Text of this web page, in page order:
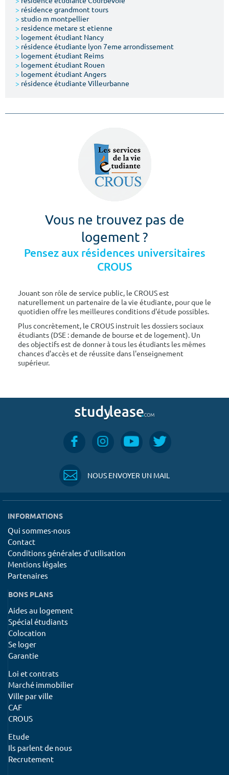
> résidence grandmont tours
> studio m montpellier
> residence metare st etienne
> logement étudiant Nancy
> résidence étudiante lyon 7eme arrondissement
> logement étudiant Reims
> logement étudiant Rouen
> logement étudiant Angers
> résidence étudiante Villeurbanne
Vous ne trouvez pas de
logement ?
Pensez aux résidences universitaires
CROUS
Jouant son rôle de service public, le CROUS est
naturellement un partenaire de la vie étudiante, pour que le
quotidien offre les meilleures conditions d'étude possibles.
Plus concrètement, le CROUS instruit les dossiers sociaux
étudiants (DSE : demande de bourse et de logement). Un
des objectifs est de donner à tous les étudiants les mêmes
chances d'accès et de réussite dans l'enseignement
supérieur.
NOUS ENVOYER UN MAIL
INFORMATIONS
Qui sommes-nous
Contact
Conditions générales d'utilisation
Mentions légales
Partenaires
BONS PLANS
Aides au logement
Spécial étudiants
Colocation
Se loger
Garantie
Loi et contrats
Marché immobilier
Ville par ville
CAF
CROUS
Etude
Ils parlent de nous
Recrutement